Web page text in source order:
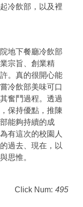
冷飲部，以及裡
地下餐廳冷飲部
宗旨、創業精
。真的很開心能
冷飲部美味可口
奮鬥過程。透過
保持優點，推陳
能夠持續的成
有這次的校園人
過去、現在，以
思惟。
Click Num: 495